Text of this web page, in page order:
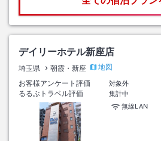
デイリーホテル新座店
埼玉県 朝霞・新座
地図
お客様アンケート評価
対象外
るるぶトラベル評価
集計中
無線LAN